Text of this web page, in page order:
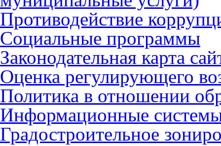
Противодействие
Социальные программы
Законодательная карта
Оценка регулирующего
Политика в отношении
Информационные
Градостроительное